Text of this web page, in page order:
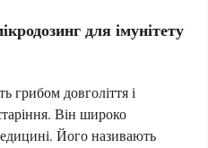
для імунітету
грибом довголіття і
Він широко
Його називають